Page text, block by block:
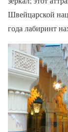
Швейцарской
года лабиринт